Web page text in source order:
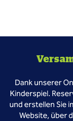
Dank unserer
Kinderspiel.
und erstellen Sie
Website, über